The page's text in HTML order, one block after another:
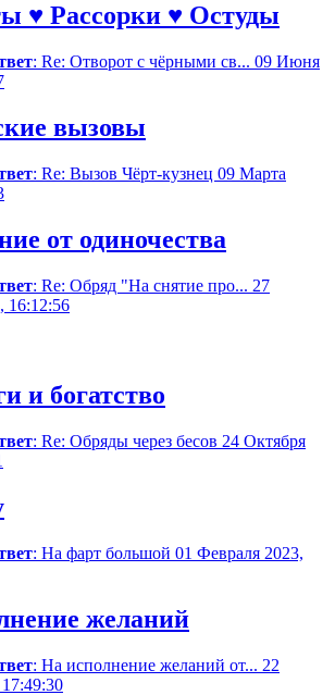
♥ Рассорки ♥ Остуды
: Re: Отворот с чёрными св... 09 Июня
вызовы
: Re: Вызов Чёрт-кузнец 09 Марта
от одиночества
: Re: Обряд "На снятие про... 27
16:12:56
и богатство
: Re: Обряды через бесов 24 Октября
: На фарт большой 01 Февраля 2023,
желаний
: На исполнение желаний от... 22